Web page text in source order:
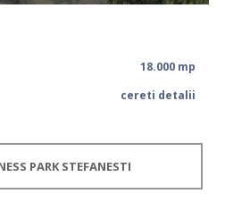
18.000 mp
cereti detalii
PARK STEFANESTI